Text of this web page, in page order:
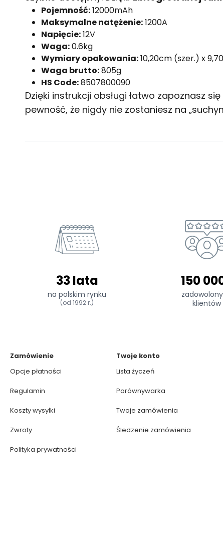
Pojemność:12000mAh
Maksymalne natężenie:1200A
Napięcie:12V
Waga:0.6kg
Wymiary opakowania:10,20cm (szer.) x
Waga brutto:805g
HS Code:8507800090
Dzięki instrukcji obsługi łatwo zapoznasz
pewność, że nigdy nie zostaniesz na
33 lata
na polskim rynku
(od 1992 r.)
150
klientów
Zamówienie
Opcje płatności
Regulamin
Koszty wysyłki
Zwroty
Polityka prywatności
Twoje konto
Lista życzeń
Porównywarka
Twoje zamówienia
Śledzenie zamówienia